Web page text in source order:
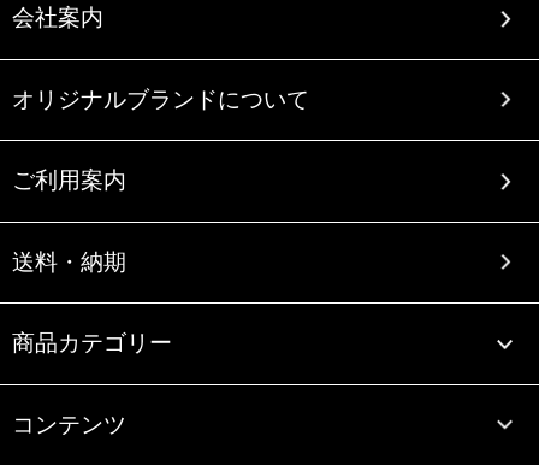
会社案内
オリジナルブランドについて
ご利用案内
送料・納期
商品カテゴリー
コンテンツ